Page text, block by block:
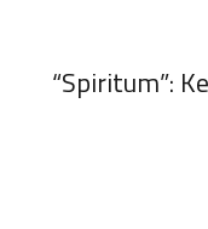
“Spiritum”: